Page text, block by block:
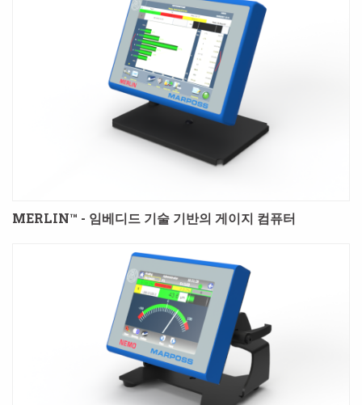
MERLIN™ - 임베디드 기술 기반의 게이지 컴퓨터